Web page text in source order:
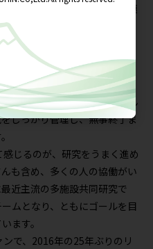
得られました。今後研究規模
ていくことにより、さらなる
しています。
還元したい
は複数の臨床研究に取り組ん
しっかり管理し、無事終了ま
じるのが、研究をうまく進め
も含め、多くの人の協働がい
近主流の多施設共同研究で
ムとなり、ともにゴールを目
ます。
で、2016年の25年ぶりのリ